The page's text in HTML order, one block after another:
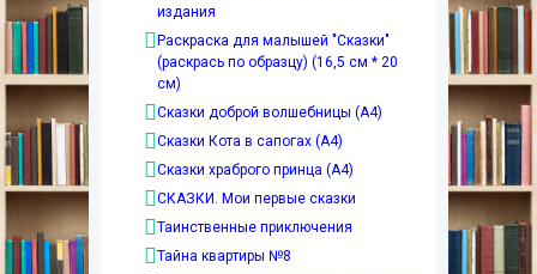
издания
Раскраска для малышей "Сказки"
(раскрась по образцу) (16,5 см * 20
см)
Сказки доброй волшебницы (А4)
Сказки Кота в сапогах (А4)
Сказки храброго принца (А4)
СКАЗКИ. Мои первые сказки
Таинственные приключения
Тайна квартиры №8